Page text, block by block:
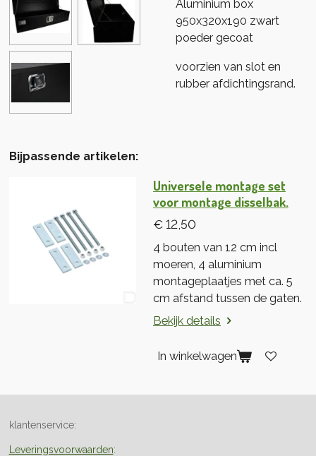
Aluminium box
950x320x190 zwart
poeder gecoat
voorzien van slot en
rubber afdichtingsrand.
Bijpassende artikelen:
Universele montage set
voor montage disselbak.
€ 12,50
4 bouten van 12 cm incl
moeren, 4 aluminium
montageplaatjes met ca. 5
cm afstand tussen de gaten.
Bekijk details
In winkelwagen
klantenservice:
Leveringsvoorwaarden: